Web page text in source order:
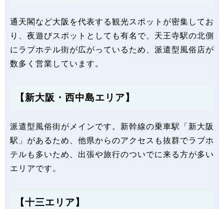
通天閣など大阪を代表する観光スポットが密集してお
り、夜遊びスポットとしても有名で、天王寺駅の北側
にラブホテル街が広がっているため、派遣型風俗店が
数多く営業しています。
【新大阪・西中島エリア】
派遣型風俗街がメインです。新幹線の乗車駅「新大阪
駅」があるため、他県からのアクセスも抜群でラブホ
テルも多いため、出張や旅行のついでに来る方が多い
エリアです。
【十三エリア】